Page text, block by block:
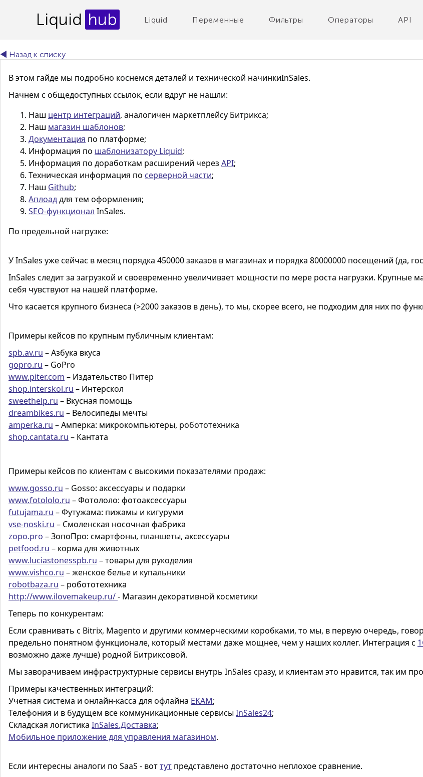
Liquid hub Liquid Переменные Фильтры Операторы API
◄ Назад к списку
В этом гайде мы подробно коснемся деталей и технической начинкиInSales.
Начнем с общедоступных ссылок, если вдруг не нашли:
Наш центр интеграций, аналогичен маркетплейсу Битрикса;
Наш магазин шаблонов;
Документация по платформе;
Информация по шаблонизатору Liquid;
Информация по доработкам расширений через API;
Техническая информация по серверной части;
Наш Github;
Аплоаддля тем оформления;
SEO-функционал InSales.
По предельной нагрузке:
УInSales уже сейчас в месяц порядка 450000заказов в магазинах и порядка 80000000 посещений (да,
InSales следит за загрузкой и своевременно увеличивает мощности по мере роста нагрузки. Крупные
себя чувствуют на нашей платформе.
Что касается крупного бизнеса (>2000 заказов в день), то мы, скорее всего, не подходим для них по
Примеры кейсов по крупным публичным клиентам:
spb.av.ru – Азбука вкуса
gopro.ru – GoPro
www.piter.com – Издательство Питер
shop.interskol.ru – Интерскол
sweethelp.ru – Вкусная помощь
dreambikes.ru – Велосипеды мечты
amperka.ru – Амперка: микрокомпьютеры, робототехника
shop.cantata.ru – Кантата
Примеры кейсов по клиентам с высокими показателями продаж:
www.gosso.ru – Gosso: аксессуары и подарки
www.fotololo.ru – Фотололо: фотоаксессуары
futujama.ru – Футужама: пижамы и кигуруми
vse-noski.ru – Смоленская носочная фабрика
zopo.pro – ЗопоПро: смартфоны, планшеты, аксессуары
petfood.ru – корма для животных
www.luciastonesspb.ru – товары для рукоделия
www.vishco.ru – женское белье и купальники
robotbaza.ru – робототехника
http://www.ilovemakeup.ru/- Магазин декоративной косметики
Теперь по конкурентам:
Если сравнивать с Bitrix, Magento и другими коммерческими коробками, то мы, в первую очередь,
предельно понятном функционале, который местами даже мощнее, чем у наших коллег. Интеграция с
возможно даже лучше) родной Битриксовой.
Мы заворачиваем инфраструктурные сервисы внутрь InSales сразу, и клиентам это нравится, так им
Примеры качественных интеграций:
Учетная система и онлайн-касса для офлайна EKAM;
Телефония и в будущем все коммуникационные сервисыInSales24;
Складская логистика InSales.Доставка;
Мобильное приложение для управления магазином.
Если интересны аналоги по SaaS - воттут представлено достаточно неплохое сравнение.